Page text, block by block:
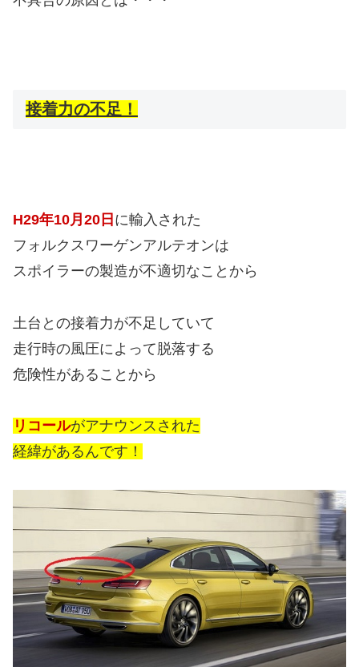
接着力の不足！
H29年10月20日 に輸入された
フォルクスワーゲンアルテオンは
スポイラーの製造が不適切なことから
土台との接着力が不足していて
走行時の風圧によって脱落する
危険性があることから
リコールがアナウンスされた
経緯があるんです！